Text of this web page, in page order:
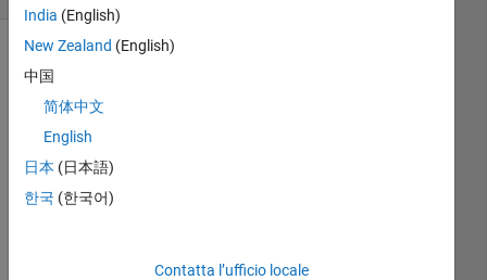
commenti
meno
recenti
India (English)
New Zealand (English)
中国
简体中文
English
日本 (日本語)
한국 (한국어)
Contatta l’ufficio locale